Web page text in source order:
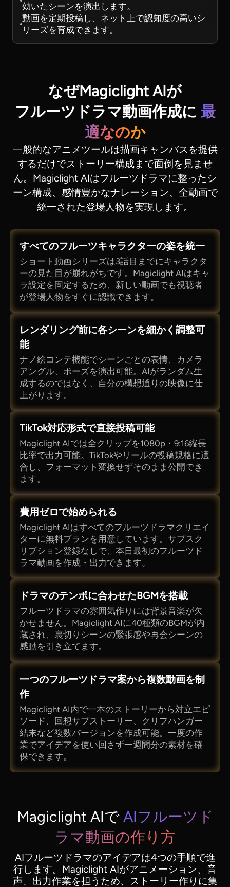
効いたシーンを演出します。
動画を定期投稿し、ネット上で認知度の高いシ
リーズを育成できます。
なぜMagiclight AIが
フルーツドラマ動画作成に 最
適なのか
一般的なアニメツールは描画キャンバスを提供
するだけでストーリー構成まで面倒を見ませ
ん。Magiclight AIはフルーツドラマに整ったシ
ーン構成、感情豊かなナレーション、全動画で
統一された登場人物を実現します。
すべてのフルーツキャラクターの姿を統一
ショート動画シリーズは3話目までにキャラクタ
ーの見た目が崩れがちです。Magiclight AIはキャ
ラ設定を固定するため、新しい動画でも視聴者
が登場人物をすぐに認識できます。
レンダリング前に各シーンを細かく調整可
能
ナノ絵コンテ機能でシーンごとの表情、カメラ
アングル、ポーズを演出可能。AIがランダム生
成するのではなく、自分の構想通りの映像に仕
上がります。
TikTok対応形式で直接投稿可能
Magiclight AIでは全クリップを1080p・9:16縦長
比率で出力可能。TikTokやリールの投稿規格に適
合し、フォーマット変換せずそのまま公開でき
ます。
費用ゼロで始められる
Magiclight AIはすべてのフルーツドラマクリエイ
ターに無料プランを用意しています。サブスク
リプション登録なしで、本日最初のフルーツド
ラマ動画を作成・出力できます。
ドラマのテンポに合わせたBGMを搭載
フルーツドラマの雰囲気作りには背景音楽が欠
かせません。Magiclight AIに40種類のBGMが内
蔵され、裏切りシーンの緊張感や再会シーンの
感動を引き立てます。
一つのフルーツドラマ案から複数動画を制
作
Magiclight AI内で一本のストーリーから対立エピ
ソード、回想サブストーリー、クリフハンガー
結末など複数バージョンを作成可能。一度の作
業でアイデアを使い回さず一週間分の素材を確
保できます。
Magiclight AIでAIフルーツド
ラマ動画の作り方
AIフルーツドラマのアイデアは4つの手順で進
行します。Magiclight AIがアニメーション、音
声、出力作業を担うため、ストーリー作りに集